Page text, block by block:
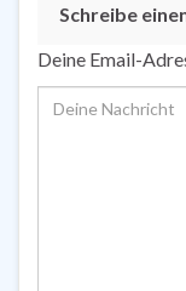
Schreibe
Deine Email-